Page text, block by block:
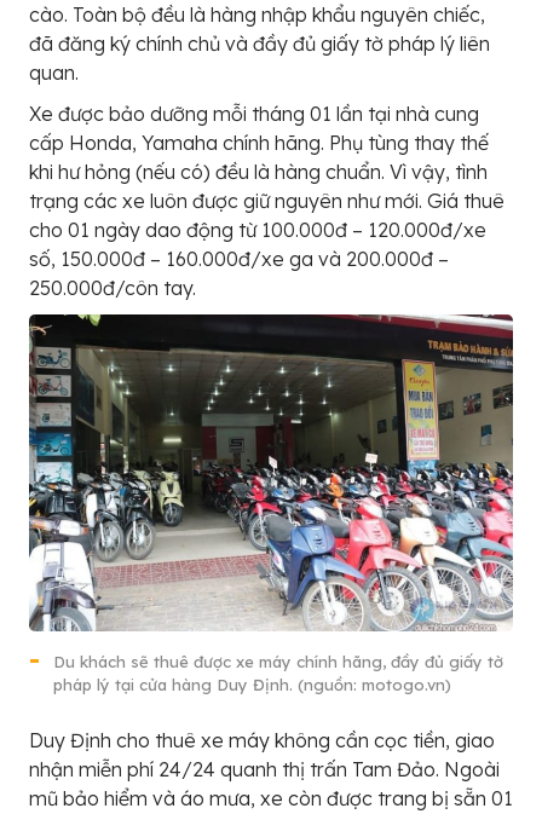
cào. Toàn bộ đều là hàng nhập khẩu nguyên chiếc,
đã đăng ký chính chủ và đầy đủ giấy tờ pháp lý liên
quan.
Xe được bảo dưỡng mỗi tháng 01 lần tại nhà cung
cấp Honda, Yamaha chính hãng. Phụ tùng thay thế
khi hư hỏng (nếu có) đều là hàng chuẩn. Vì vậy, tình
trạng các xe luôn được giữ nguyên như mới. Giá thuê
cho 01 ngày dao động từ 100.000đ – 120.000đ/xe
số, 150.000đ – 160.000đ/xe ga và 200.000đ –
250.000đ/côn tay.
Du khách sẽ thuê được xe máy chính hãng, đầy đủ giấy tờ
pháp lý tại cửa hàng Duy Định. (nguồn: motogo.vn)
Duy Định cho thuê xe máy không cần cọc tiền, giao
nhận miễn phí 24/24 quanh thị trấn Tam Đảo. Ngoài
mũ bảo hiểm và áo mưa, xe còn được trang bị sẵn 01